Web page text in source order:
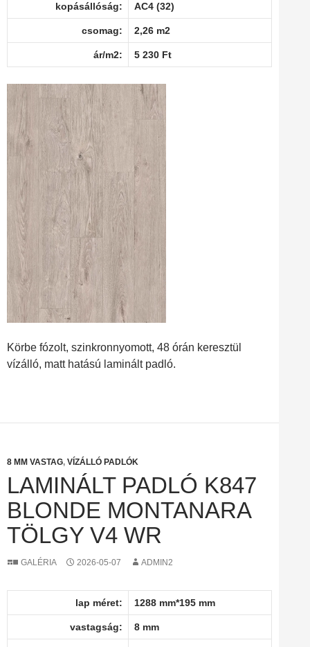
kopásállóság: AC4 (32)
csomag: 2,26 m2
ár/m2: 5 230 Ft
Körbe fózolt, szinkronnyomott, 48 órán keresztül
vízálló, matt hatású laminált padló.
8 MM VASTAG, VÍZÁLLÓ PADLÓK
LAMINÁLT PADLÓ K847
BLONDE MONTANARA
TÖLGY V4 WR
GALÉRIA 2026-05-07 ADMIN2
lap méret: 1288 mm*195 mm
vastagság: 8 mm